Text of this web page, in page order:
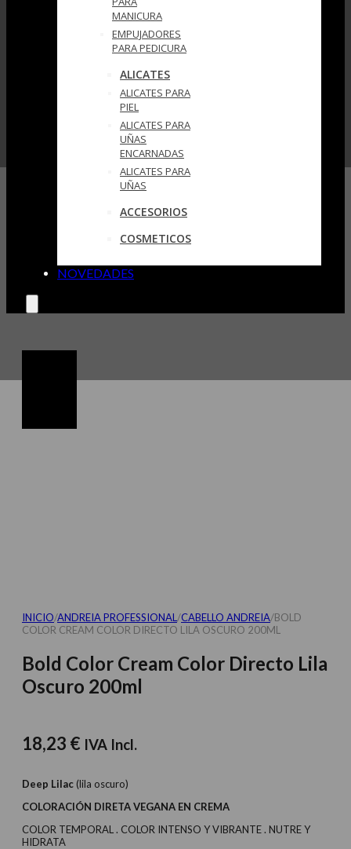
MANICURA
EMPUJADORES
PARA PEDICURA
ALICATES
ALICATES PARA
PIEL
ALICATES PARA
UÑAS
ENCARNADAS
ALICATES PARA
UÑAS
ACCESORIOS
COSMETICOS
NOVEDADES
INICIO/ANDREIA PROFESSIONAL /CABELLO ANDREIA/BOLD
COLOR CREAM COLOR DIRECTO LILA OSCURO 200ML
Bold Color Cream Color Directo Lila
Oscuro 200ml
18,23 € IVA Incl.
Deep Lilac (lila oscuro)
COLORACIÓN DIRETA VEGANA EN CREMA
COLOR TEMPORAL . COLOR INTENSO Y VIBRANTE . NUTRE Y
HIDRATA